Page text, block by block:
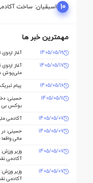
10 اسبقیان: ساخت
حسینی برای این رشته
مهمترین خبر ها
1405/05/19
آغاز
1405/05/17
ملی‌پوش
1405/05/16
پیام
1405/05/11
حسینی:
1405/05/07
آکادمی
1405/05/07
حسینی:
مالی
1405/05/07
وزیر
آکادمی
1405/05/07
وزیر
آکادمی